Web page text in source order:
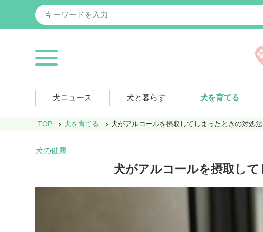
犬ニュース 犬と暮らす 犬を育てる
TOP 犬を育てる 犬がアルコールを摂取してしまったときの対処法
犬の健康
犬がアルコールを摂取し